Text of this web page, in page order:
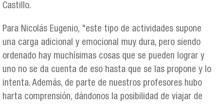
Castillo.
Para Nicolás Eugenio, "este tipo de actividades supone
una carga adicional y emocional muy dura, pero siendo
ordenado hay muchísimas cosas que se pueden lograr y
uno no se da cuenta de eso hasta que se las propone y lo
intenta. Además, de parte de nuestros profesores hubo
harta comprensión, dándonos la posibilidad de viajar de